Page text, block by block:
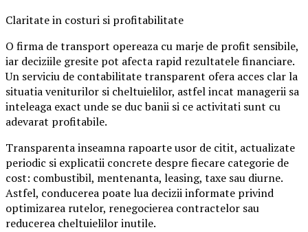
Claritate in costuri si profitabilitate
O firma de transport opereaza cu marje de profit sensibile,
iar deciziile gresite pot afecta rapid rezultatele financiare.
Un serviciu de contabilitate transparent ofera acces clar la
situatia veniturilor si cheltuielilor, astfel incat managerii sa
inteleaga exact unde se duc banii si ce activitati sunt cu
adevarat profitabile.
Transparenta inseamna rapoarte usor de citit, actualizate
periodic si explicatii concrete despre fiecare categorie de
cost: combustibil, mentenanta, leasing, taxe sau diurne.
Astfel, conducerea poate lua decizii informate privind
optimizarea rutelor, renegocierea contractelor sau
reducerea cheltuielilor inutile.